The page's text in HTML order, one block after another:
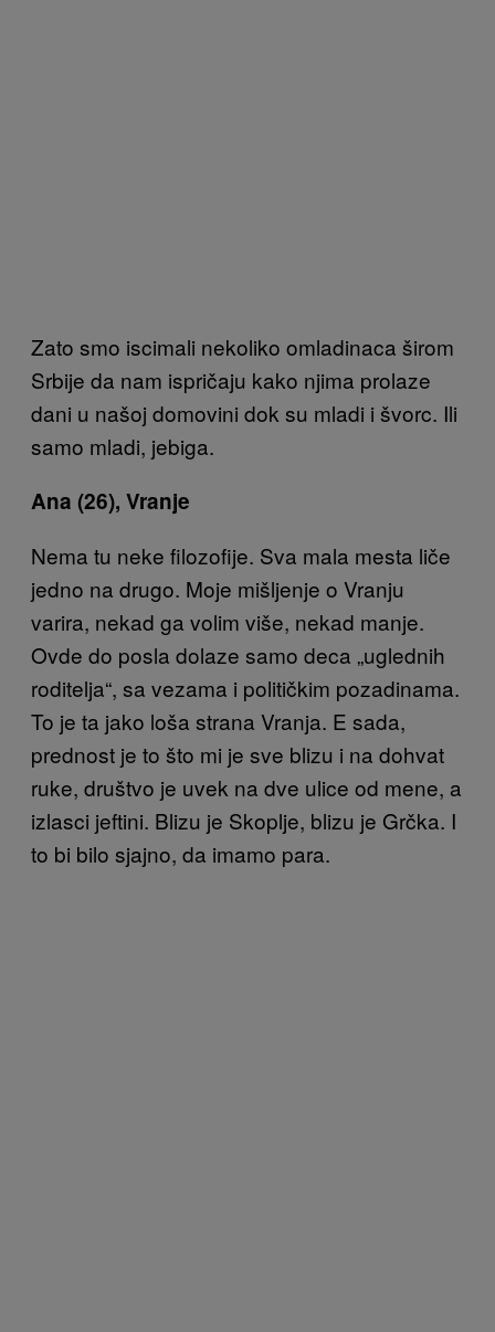
Zato smo iscimali nekoliko omladinaca širom
Srbije da nam ispričaju kako njima prolaze
dani u našoj domovini dok su mladi i švorc. Ili
samo mladi, jebiga.
Ana (26), Vranje
Nema tu neke filozofije. Sva mala mesta liče
jedno na drugo. Moje mišljenje o Vranju
varira, nekad ga volim više, nekad manje.
Ovde do posla dolaze samo deca „uglednih
roditelja“, sa vezama i političkim pozadinama.
To je ta jako loša strana Vranja. E sada,
prednost je to što mi je sve blizu i na dohvat
ruke, društvo je uvek na dve ulice od mene, a
izlasci jeftini. Blizu je Skoplje, blizu je Grčka. I
to bi bilo sjajno, da imamo para.